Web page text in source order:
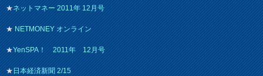
★ネットマネー 2011年 12月号
★NETMONEY オンライン
★YenSPA！ 2011年 12月号
★日本経済新聞 2/15